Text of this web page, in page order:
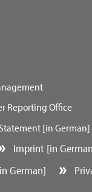
Reporting Office
[in German]
Imprint [in
German]